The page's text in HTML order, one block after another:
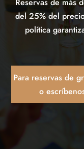
del 25% del
política
Para reservas de
o